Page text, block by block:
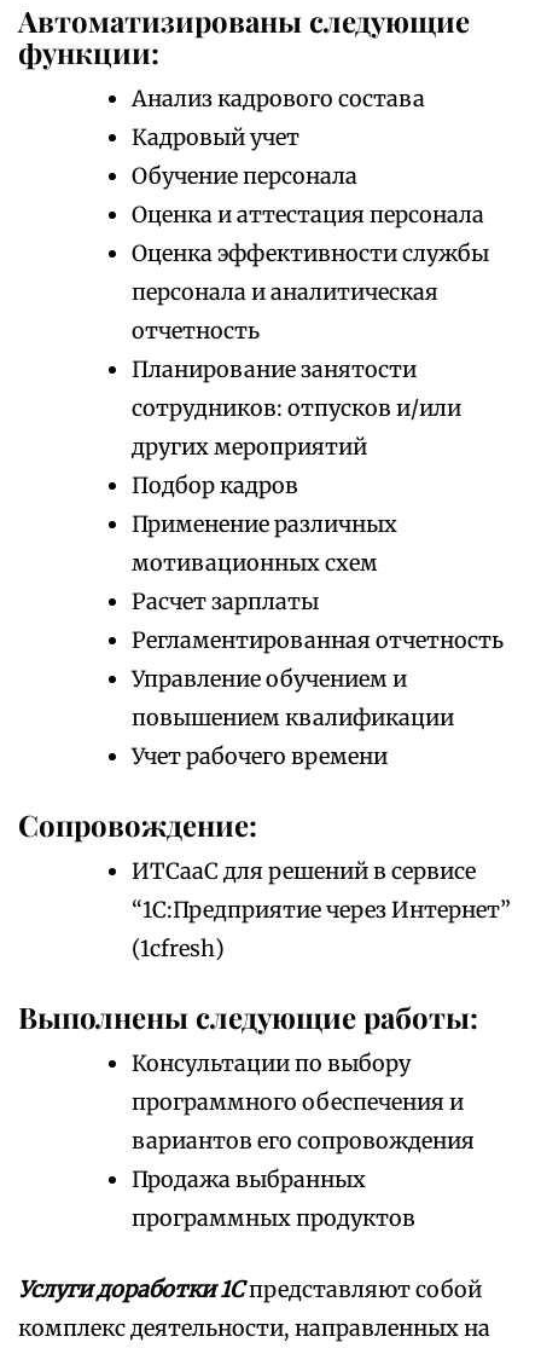
Автоматизированы следующие
функции:
Анализ кадрового состава
Кадровый учет
Обучение персонала
Оценка и аттестация персонала
Оценка эффективности службы
персонала и аналитическая
отчетность
Планирование занятости
сотрудников: отпусков и/или
других мероприятий
Подбор кадров
Применение различных
мотивационных схем
Расчет зарплаты
Регламентированная отчетность
Управление обучением и
повышением квалификации
Учет рабочего времени
Сопровождение:
ИТСааС для решений в сервисе
“1С:Предприятие через Интернет”
(1cfresh)
Выполнены следующие работы:
Консультации по выбору
программного обеспечения и
вариантов его сопровождения
Продажа выбранных
программных продуктов
Услуги доработки 1Спредставляют собой
комплекс деятельности, направленных на